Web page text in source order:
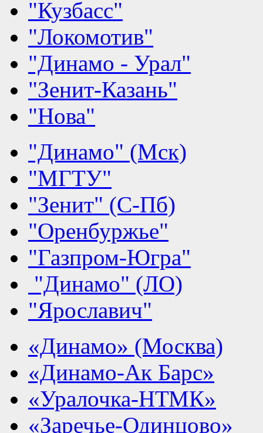
"Кузбасс"
"Локомотив"
"Динамо - Урал"
"Зенит-Казань"
"Нова"
"Динамо" (Мск)
"МГТУ"
"Зенит" (С-Пб)
"Оренбуржье"
"Газпром-Югра"
"Динамо" (ЛО)
"Ярославич"
«Динамо» (Москва)
«Динамо-Ак Барс»
«Уралочка-НТМК»
«Заречье-Одинцово»